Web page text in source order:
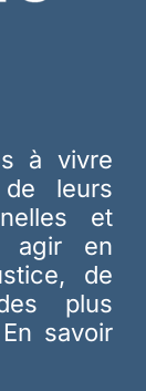
à vivre
leurs
et
agir en
de
plus
En savoir